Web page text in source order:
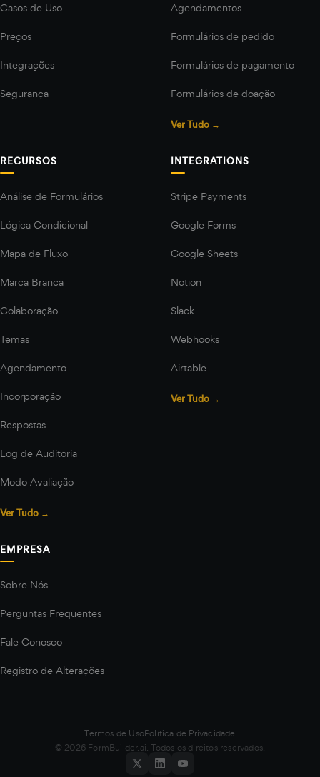
Casos de Uso
Preços
Integrações
Segurança
Agendamentos
Formulários de pedido
Formulários de pagamento
Formulários de doação
Ver Tudo →
RECURSOS
Análise de Formulários
Lógica Condicional
Mapa de Fluxo
Marca Branca
Colaboração
Temas
Agendamento
Incorporação
Respostas
Log de Auditoria
Modo Avaliação
Ver Tudo →
INTEGRATIONS
Stripe Payments
Google Forms
Google Sheets
Notion
Slack
Webhooks
Airtable
Ver Tudo →
EMPRESA
Sobre Nós
Perguntas Frequentes
Fale Conosco
Registro de Alterações
Termos de UsoPolítica de Privacidade
© 2026 FormBuilder.ai. Todos os direitos reservados.